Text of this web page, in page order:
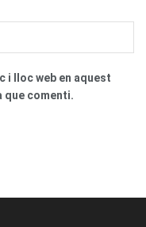
i lloc web en aquest
que comenti.